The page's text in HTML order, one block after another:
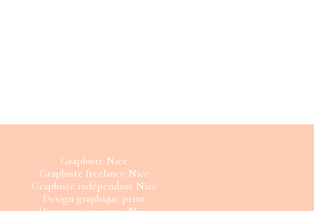
Graphiste Nice
Graphiste freelance Nice
Graphiste indépendant Nice
Design graphique print